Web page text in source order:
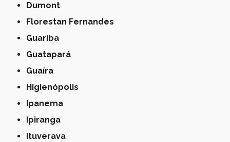
Dumont
Florestan Fernandes
Guariba
Guatapará
Guaíra
Higienópolis
Ipanema
Ipiranga
Ituverava